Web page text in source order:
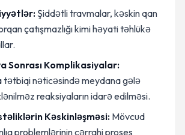
Şiddətli travmalar, kəskin qan
çatışmazlığı kimi həyati təhlükə
Sonrası Komplikasiyalar:
tətbiqi nəticəsində meydana gələ
reaksiyaların idarə edilməsi.
Kəskinləşməsi: Mövcud
problemlərinin cərrahi proses